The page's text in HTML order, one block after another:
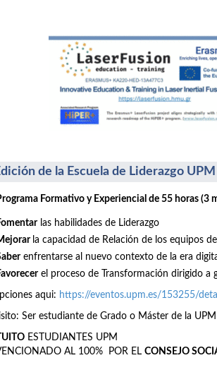
de la Escuela de Liderazgo UPM
Formativo y Experiencial de 55 horas (3
las habilidades de Liderazgo
la capacidad de Relación de los equipos
enfrentarse al nuevo contexto de la era
el proceso de Transformación dirigido a
aqui: https://eventos.upm.es/153255/
Ser estudiante de Grado o Máster de la UPM
ESTUDIANTES UPM
AL 100% POR EL CONSEJO